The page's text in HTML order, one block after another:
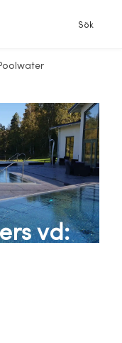
Sök
vd: